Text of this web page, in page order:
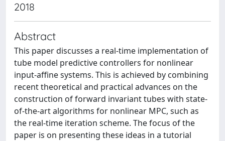
2018
Abstract
This paper discusses a real-time implementation of
tube model predictive controllers for nonlinear
input-affine systems. This is achieved by combining
recent theoretical and practical advances on the
construction of forward invariant tubes with state-
of-the-art algorithms for nonlinear MPC, such as
the real-time iteration scheme. The focus of the
paper is on presenting these ideas in a tutorial